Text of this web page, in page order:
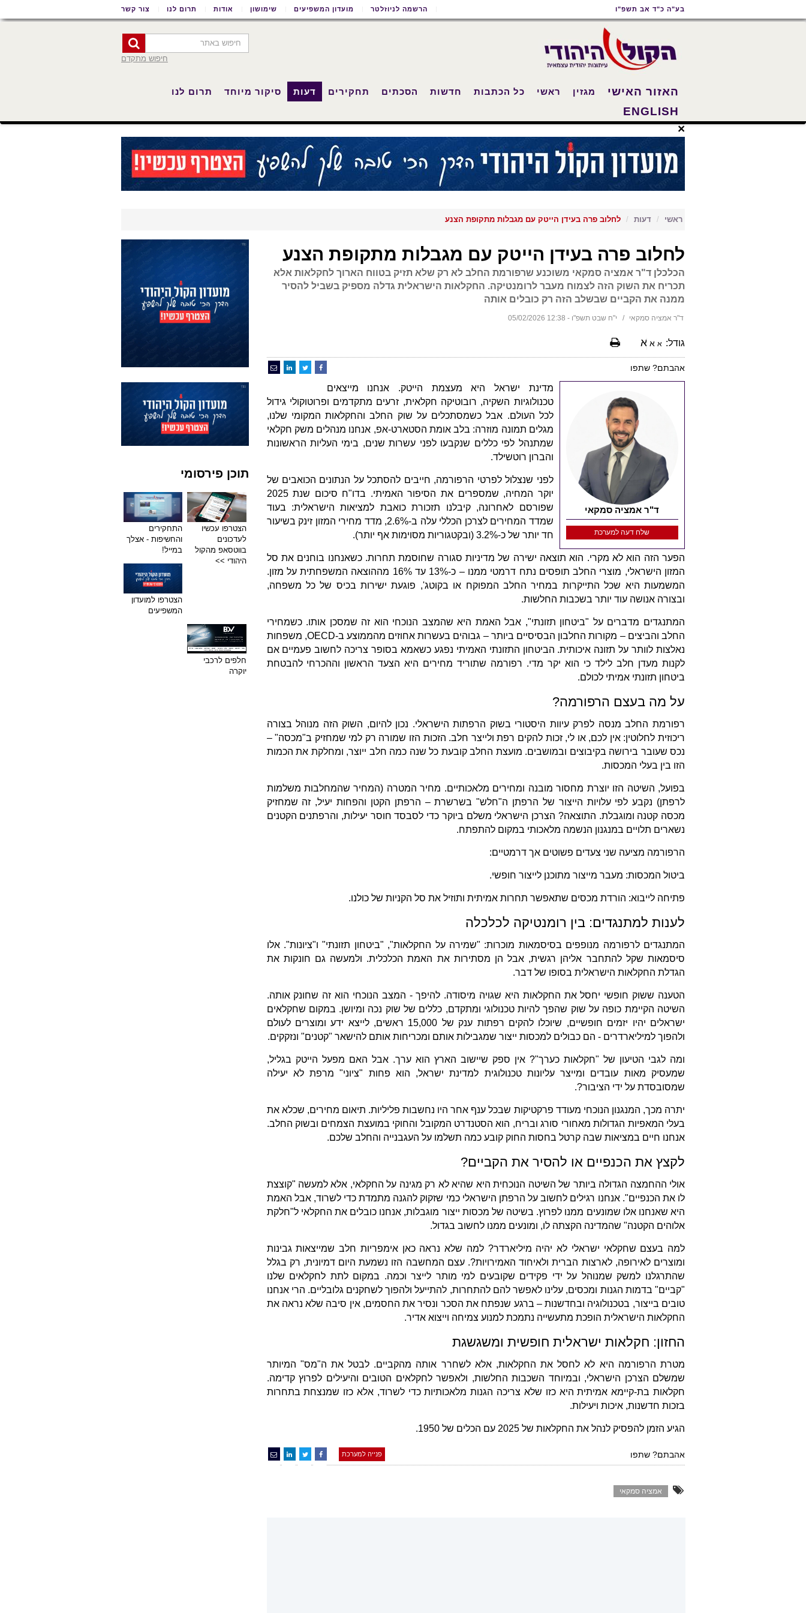
נגישות
ראשי
ראשי
בע"ה כ"ד אב תשפ"ו הרשמה לניוזלטר מועדון המשפיעים שימושון אודות תרום לנו צור קשר
חיפוש מתקדם
האזור האישי מגזין ראשי כל הכתבות חדשות הסכתים תחקירים דעות סיקור מיוחד תרום לנו
ENGLISH
×
ראשי דעות לחלוב פרה בעידן הייטק עם מגבלות מתקופת הצנע
לחלוב פרה בעידן הייטק עם מגבלות מתקופת הצנע
הכלכלן ד"ר אמציה סמקאי משוכנע שרפורמת החלב לא רק שלא תזיק בטווח הארוך לחקלאות אלא
תכריח את השוק הזה לצמוח מעבר לרומנטיקה. החקלאות הישראלית גדלה מספיק בשביל להסיר
ממנה את הקביים שבשלב הזה רק כובלים אותה
ד"ר אמציה סמקאי י"ח שבט תשפ"ו - 12:38 05/02/2026
גודל: א א א
אהבתם? שתפו
ד"ר אמציה סמקאי
שלח דעה למערכת
מדינת ישראל היא מעצמת הייטק. אנחנו מייצאים
טכנולוגיות השקיה, רובוטיקה חקלאית, זרעים מתקדמים ופרוטוקולי גידול
לכל העולם. אבל כשמסתכלים על שוק החלב והחקלאות המקומי שלנו,
מגלים תמונה מוזרה: בלב אומת הסטארט-אפ, אנחנו מנהלים משק חקלאי
שמתנהל לפי כללים שנקבעו לפני עשרות שנים, בימי העליות הראשונות
והברון רוטשילד.
לפני שנצלול לפרטי הרפורמה, חייבים להסתכל על הנתונים הכואבים של
יוקר המחיה, שמספרים את הסיפור האמיתי. בדו"ח סיכום שנת 2025
שפורסם לאחרונה, קיבלנו תזכורת כואבת למציאות הישראלית: בעוד
שמדד המחירים לצרכן הכללי עלה ב-2.6%, מדד מחירי המזון זינק בשיעור
חד יותר של כ-3.2% (ובקטגוריות מסוימות אף יותר).
הפער הזה הוא לא מקרי. הוא תוצאה ישירה של מדיניות סגורה שחוסמת תחרות. כשאנחנו בוחנים את סל
המזון הישראלי, מוצרי החלב תופסים נתח דרמטי ממנו – כ-13% עד 16% מההוצאה המשפחתית על מזון.
המשמעות היא שכל התייקרות במחיר החלב המפוקח או בקוטג', פוגעת ישירות בכיס של כל משפחה,
ובצורה אנושה עוד יותר בשכבות החלשות.
המתנגדים מדברים על "ביטחון תזונתי", אבל האמת היא שהמצב הנוכחי הוא זה שמסכן אותו. כשמחירי
החלב והביצים – מקורות החלבון הבסיסיים ביותר – גבוהים בעשרות אחוזים מהממוצע ב-OECD, משפחות
נאלצות לוותר על תזונה איכותית. הביטחון התזונתי האמיתי נפגע כשאמא בסופר צריכה לחשוב פעמיים אם
לקנות מעדן חלב לילד כי הוא יקר מדי. רפורמה שתוריד מחירים היא הצעד הראשון וההכרחי להבטחת
ביטחון תזונתי אמיתי לכולם.
על מה בעצם הרפורמה?
רפורמת החלב מנסה לפרק עיוות היסטורי בשוק הרפתות הישראלי. נכון להיום, השוק הזה מנוהל בצורה
ריכוזית לחלוטין: אין לכם, או לי, זכות להקים רפת ולייצר חלב. הזכות הזו שמורה רק למי שמחזיק ב"מכסה" –
נכס שעובר בירושה בקיבוצים ובמושבים. מועצת החלב קובעת כל שנה כמה חלב ייוצר, ומחלקת את הכמות
הזו בין בעלי המכסות.
בפועל, השיטה הזו יוצרת מחסור מובנה ומחירים מלאכותיים. מחיר המטרה (המחיר שהמחלבות משלמות
לרפתן) נקבע לפי עלויות הייצור של הרפתן ה"חלש" בשרשרת – הרפתן הקטן והפחות יעיל, זה שמחזיק
מכסה קטנה ומוגבלת. התוצאה? הצרכן הישראלי משלם ביוקר כדי לסבסד חוסר יעילות, והרפתנים הקטנים
נשארים תלויים במנגנון הנשמה מלאכותי במקום להתפתח.
הרפורמה מציעה שני צעדים פשוטים אך דרמטיים:
ביטול המכסות: מעבר מייצור מתוכנן לייצור חופשי.
פתיחה לייבוא: הורדת מכסים שתאפשר תחרות אמיתית ותוזיל את סל הקניות של כולנו.
לענות למתנגדים: בין רומנטיקה לכלכלה
המתנגדים לרפורמה מנופפים בסיסמאות מוכרות: "שמירה על החקלאות", "ביטחון תזונתי" ו"ציונות". אלו
סיסמאות שקל להתחבר אליהן רגשית, אבל הן מסתירות את האמת הכלכלית. ולמעשה גם חונקות את
הגדלת החקלאות הישראלית בסופו של דבר.
הטענה ששוק חופשי יחסל את החקלאות היא שגויה מיסודה. להיפך - המצב הנוכחי הוא זה שחונק אותה.
השיטה הקיימת כופה על שוק שהפך להיות טכנולוגי ומתקדם, כללים של שוק נכה ומיושן. במקום שחקלאים
ישראלים יהיו יזמים חופשיים, שיוכלו להקים רפתות ענק של 15,000 ראשים, לייצא ידע ומוצרים לעולם
ולהפוך למיליארדרים - הם כבולים למכסות ייצור שמגבילות אותם ומכריחות אותם להישאר "קטנים" ונזקקים.
ומה לגבי הטיעון של "חקלאות כערך"? אין ספק שיישוב הארץ הוא ערך. אבל האם מפעל הייטק בגליל,
שמעסיק מאות עובדים ומייצר עליונות טכנולוגית למדינת ישראל, הוא פחות "ציוני" מרפת לא יעילה
שמסובסדת על ידי הציבור?.
יתרה מכך, המנגנון הנוכחי מעודד פרקטיקות שבכל ענף אחר היו נחשבות פליליות. תיאום מחירים, שכלא את
בעלי המאפיות הגדולות מאחורי סורג ובריח, הוא הסטנדרט המקובל והחוקי במועצת הצמחים ובשוק החלב.
אנחנו חיים במציאות שבה קרטל בחסות החוק קובע כמה תשלמו על העגבנייה והחלב שלכם.
לקצץ את הכנפיים או להסיר את הקביים?
אולי ההחמצה הגדולה ביותר של השיטה הנוכחית היא שהיא לא רק מגינה על החקלאי, אלא למעשה "קוצצת
לו את הכנפיים". אנחנו רגילים לחשוב על הרפתן הישראלי כמי שזקוק להגנה מתמדת כדי לשרוד, אבל האמת
היא שאנחנו אלו שמונעים ממנו לפרוץ. בשיטה של מכסות ייצור מוגבלות, אנחנו כובלים את החקלאי ל"חלקת
אלוהים הקטנה" שהמדינה הקצתה לו, ומונעים ממנו לחשוב בגדול.
למה בעצם שחקלאי ישראלי לא יהיה מיליארדר? למה שלא נראה כאן אימפריות חלב שמייצאות גבינות
ומוצרים לאירופה, לארצות הברית ולאיחוד האמירויות?. עצם המחשבה הזו נשמעת היום דמיונית, רק בגלל
שהתרגלנו למשק שמנוהל על ידי פקידים שקובעים למי מותר לייצר וכמה. במקום לתת לחקלאים שלנו
"קביים" בדמות הגנות ומכסים, עלינו לאפשר להם להתחרות, להתייעל ולהפוך לשחקנים גלובליים. הרי אנחנו
טובים בייצור, בטכנולוגיה ובחדשנות – ברגע שנפתח את הסכר ונסיר את החסמים, אין סיבה שלא נראה את
החקלאות הישראלית הופכת מתעשייה נתמכת למנוע צמיחה וייצוא אדיר.
החזון: חקלאות ישראלית חופשית ומשגשגת
מטרת הרפורמה היא לא לחסל את החקלאות, אלא לשחרר אותה מהקביים. לבטל את ה"מס" המיותר
שמשלם הצרכן הישראלי, ובמיוחד השכבות החלשות, ולאפשר לחקלאים הטובים והיעילים לפרוץ קדימה.
חקלאות בת-קיימא אמיתית היא כזו שלא צריכה הגנות מלאכותיות כדי לשרוד, אלא כזו שמנצחת בתחרות
בזכות חדשנות, איכות ויעילות.
הגיע הזמן להפסיק לנהל את החקלאות של 2025 עם הכלים של 1950.
אהבתם? שתפו פנייה למערכת
אמציה סמקאי
תוכן פירסומי
הצטרפו עכשיו
לעדכונים
בווטסאפ מהקול
היהודי >>
התחקירים
והחשיפות - אצלך
במייל!
הצטרפו למועדון
המשפיעים
חלפים לרכבי
יוקרה